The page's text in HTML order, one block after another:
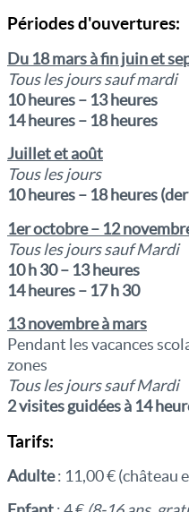
Périodes d'ouvertures:
Du 18 mars à fin juin et
Tous les jours sauf mardi
10 heures – 13 heures
14 heures – 18 heures
Juillet et août
Tous les jours
10 heures – 18 heures
1er octobre– 12
Tous les jours sauf Mardi
10 h 30 – 13 heures
14 heures – 17 h 30
13 novembre à mars
Pendant les vacances
zones
Tous les jours sauf Mardi
2 visites guidées à 14
Tarifs:
Adulte: 11,00 € (château